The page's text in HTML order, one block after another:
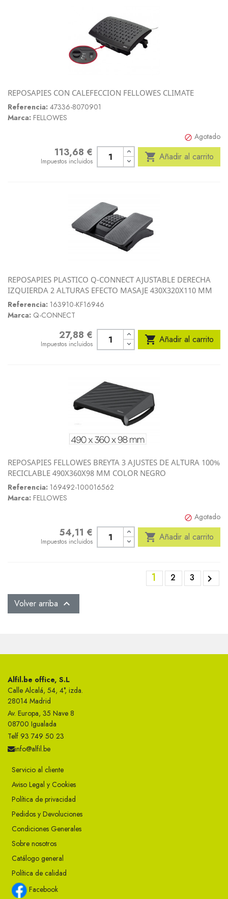
REPOSAPIES CON CALEFECCION FELLOWES CLIMATE
Referencia: 47336-8070901
Marca: FELLOWES
 Agotado
Precio113,68 €
Impuestos incluidos  Añadir al carrito
REPOSAPIES PLASTICO Q-CONNECT AJUSTABLE DERECHA
IZQUIERDA 2 ALTURAS EFECTO MASAJE 430X320X110 MM
Referencia: 163910-KF16946
Marca: Q-CONNECT
Precio27,88 €
Impuestos incluidos  Añadir al carrito
REPOSAPIES FELLOWES BREYTA 3 AJUSTES DE ALTURA 100%
RECICLABLE 490X360X98 MM COLOR NEGRO
Referencia: 169492-100016562
Marca: FELLOWES
 Agotado
Precio54,11 €
Impuestos incluidos  Añadir al carrito
1 2 3 
Volver arriba 
Alfil.be office, S.L
Calle Alcalá, 54, 4°, izda.
28014 Madrid
Av. Europa, 35 Nave 8
08700 Igualada
Telf 93 749 50 23
info@alfil.be
Servicio al cliente
Aviso Legal y Cookies
Política de privacidad
Pedidos y Devoluciones
Condiciones Generales
Sobre nosotros
Catálogo general
Política de calidad
Facebook